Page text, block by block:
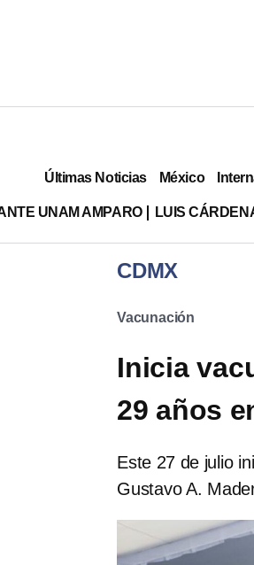
Últimas Noticias México
UNAM AMPARO LUIS
CDMX
Vacunación
Inicia
29 años
Este 27 de julio
Gustavo A.